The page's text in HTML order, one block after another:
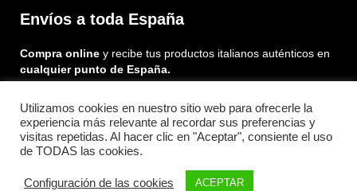
Envíos a toda España
Compra online y recibe tus productos italianos auténticos en
cualquier punto de España.
Encuéntranos en:
FacebookInstagram
Tiktok
Menu
Utilizamos cookies en nuestro sitio web para ofrecerle la
experiencia más relevante al recordar sus preferencias y
visitas repetidas. Al hacer clic en "Aceptar", consiente el uso
de TODAS las cookies.
Configuración de las cookies ACEPTAR